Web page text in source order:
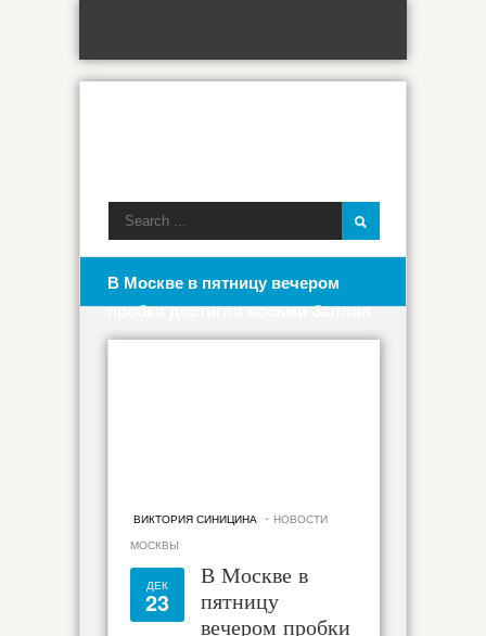
В Москве в пятницу вечером
пробки достигли восьми баллов
ВИКТОРИЯ СИНИЦИНА · НОВОСТИ
МОСКВЫ
ДЕК
23
В Москве в
пятницу
вечером пробки